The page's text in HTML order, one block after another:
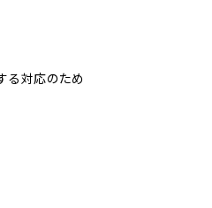
る対応のため